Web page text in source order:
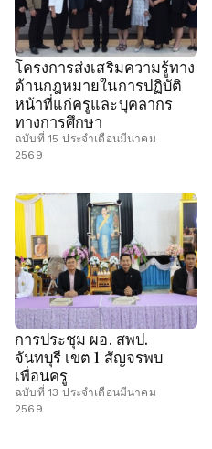
โครงการส่งเสริมความรู้ทาง
ด้านกฎหมายในการปฏิบัติ
หน้าที่แก่ครูและบุคลากร
ทางการศึกษา
ฉบับที่ 15 ประจำเดือนมีนาคม
2569
การประชุม ผอ. สพป.
จันทบุรี เขต 1 สัญจรพบ
เพื่อนครู
ฉบับที่ 13 ประจำเดือนมีนาคม
2569